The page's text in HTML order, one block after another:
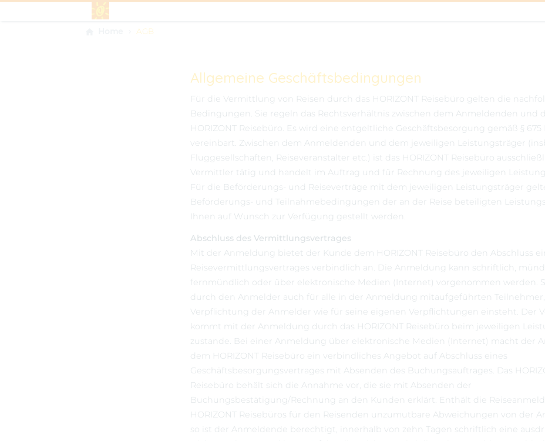
AGB
Allgemeine Geschäftsbedingungen
Für die Vermittlung von Reisen durch das HORIZONT Reisebüro gelten die
Bedingungen. Sie regeln das Rechtsverhältnis zwischen dem Anmeldenden und
HORIZONT Reisebüro. Es wird eine entgeltliche Geschäftsbesorgung gemäß § 675
vereinbart. Zwischen dem Anmeldenden und dem jeweiligen Leistungsträger
Fluggesellschaften, Reiseveranstalter etc.) ist das HORIZONT Reisebüro
Vermittler tätig und handelt im Auftrag und für Rechnung des jeweiligen
Für die Beförderungs- und Reiseverträge mit dem jeweiligen Leistungsträger
Beförderungs- und Teilnahmebedingungen der an der Reise beteiligten
Ihnen auf Wunsch zur Verfügung gestellt werden.
Abschluss des Vermittlungsvertrages
Mit der Anmeldung bietet der Kunde dem HORIZONT Reisebüro den Abschluss
Reisevermittlungsvertrages verbindlich an. Die Anmeldung kann schriftlich,
fernmündlich oder über elektronische Medien (Internet) vorgenommen werden.
durch den Anmelder auch für alle in der Anmeldung mitaufgeführten
Verpflichtung der Anmelder wie für seine eigenen Verpflichtungen einsteht. Der
kommt mit der Anmeldung durch das HORIZONT Reisebüro beim jeweiligen
zustande. Bei einer Anmeldung über elektronische Medien (Internet) macht der
dem HORIZONT Reisebüro ein verbindliches Angebot auf Abschluss eines
Geschäftsbesorgungsvertrages mit Absenden des Buchungsauftrages. Das
Reisebüro behält sich die Annahme vor, die sie mit Absenden der
Buchungsbestätigung/Rechnung an den Kunden erklärt. Enthält die
HORIZONT Reisebüros für den Reisenden unzumutbare Abweichungen von der
so ist der Anmeldende berechtigt, innerhalb von zehn Tagen schriftlich eine